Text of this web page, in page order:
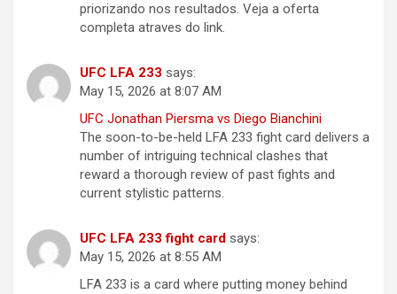
priorizando nos resultados. Veja a oferta
completa atraves do link.
UFC LFA 233 says:
May 15, 2026 at 8:07 AM
UFC Jonathan Piersma vs Diego Bianchini
The soon-to-be-held LFA 233 fight card delivers a
number of intriguing technical clashes that
reward a thorough review of past fights and
current stylistic patterns.
UFC LFA 233 fight card says:
May 15, 2026 at 8:55 AM
LFA 233 is a card where putting money behind